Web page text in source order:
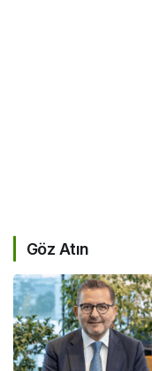
Göz Atın